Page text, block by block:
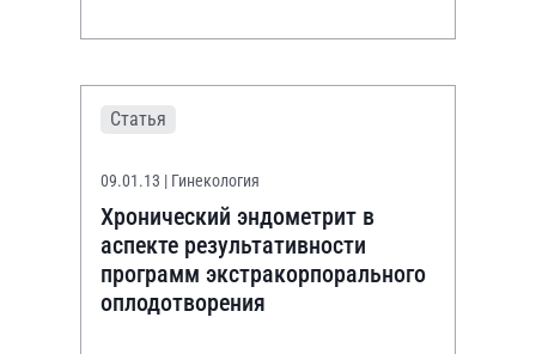
беременность имеет как наиболее
Статья
09.01.13 | Гинекология
Хронический эндометрит в
аспекте результативности
программ экстракорпорального
оплодотворения